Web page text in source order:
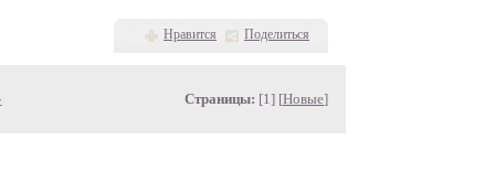
Нравится Поделиться
Страницы: [1] [Новые]